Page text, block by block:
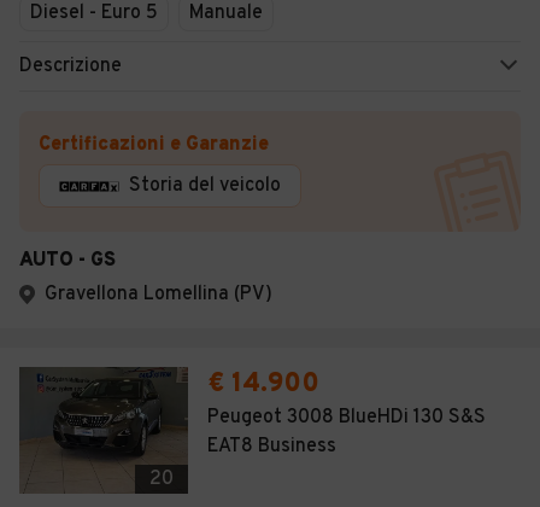
Diesel - Euro 5
Manuale
Descrizione
Certificazioni e Garanzie
Storia del veicolo
AUTO - GS
Gravellona Lomellina (PV)
20
€ 14.900
Peugeot 3008 BlueHDi 130 S&S
EAT8 Business